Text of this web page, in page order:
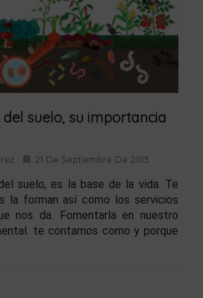
suelo, su importancia
21 De Septiembre De 2013
suelo, es la base de la vida. Te
la forman así como los servicios
nos da. Fomentarla en nuestro
te contamos como y porque